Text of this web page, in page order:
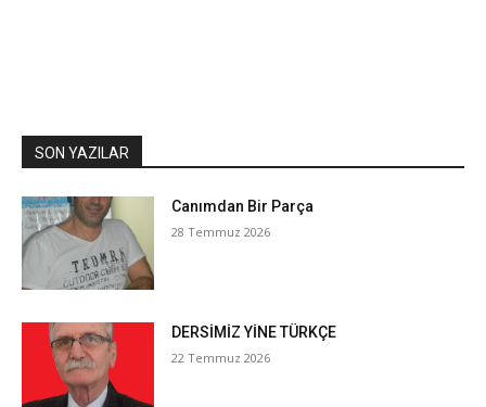
SON YAZILAR
Canımdan Bir Parça
28 Temmuz 2026
DERSİMİZ YİNE TÜRKÇE
22 Temmuz 2026